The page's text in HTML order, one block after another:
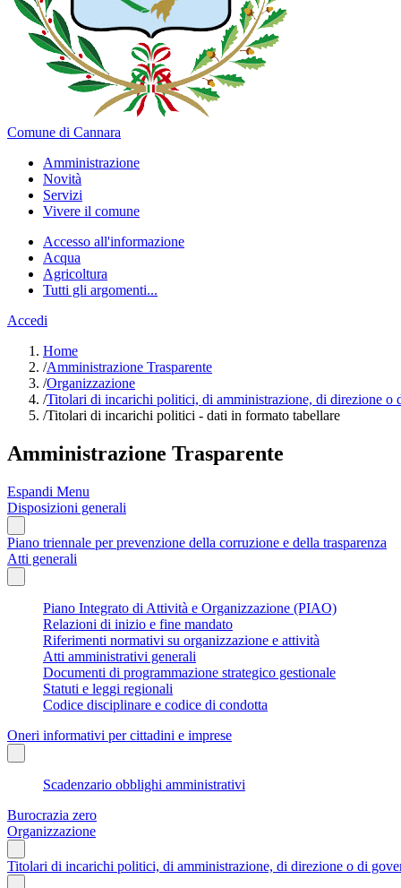
Comune di Cannara
Amministrazione
Novità
Servizi
Vivere il comune
Accesso all'informazione
Acqua
Agricoltura
Tutti gli argomenti...
Accedi
Home
/Amministrazione Trasparente
/Organizzazione
/Titolari di incarichi politici, di amministrazione, di direzione o
/Titolari di incarichi politici - dati in formato tabellare
Amministrazione Trasparente
Espandi Menu
Disposizioni generali
Piano triennale per prevenzione della corruzione e della trasparenza
Atti generali
Piano Integrato di Attività e Organizzazione (PIAO)
Relazioni di inizio e fine mandato
Riferimenti normativi su organizzazione e attività
Atti amministrativi generali
Documenti di programmazione strategico gestionale
Statuti e leggi regionali
Codice disciplinare e codice di condotta
Oneri informativi per cittadini e imprese
Scadenzario obblighi amministrativi
Burocrazia zero
Organizzazione
Titolari di incarichi politici, di amministrazione, di direzione o di